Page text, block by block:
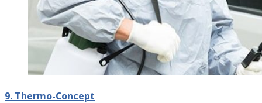
9. Thermo-Concept